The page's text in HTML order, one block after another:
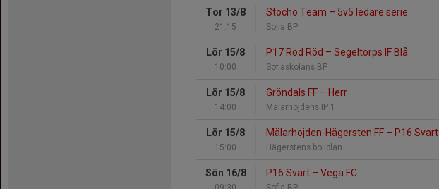
Tor 13/8
21:15
Stocho Team – 5v5 ledare serie
Sofia BP
Lör 15/8
10:00
P17 Röd Röd – Segeltorps IF Blå
Sofiaskolans BP
Lör 15/8
14:00
Gröndals FF – Herr
Mälarhöjdens IP 1
Lör 15/8
15:00
Mälarhöjden-Hägersten FF – P16 Svart
Hägerstens bollplan
Sön 16/8 P16 Svart – Vega FC